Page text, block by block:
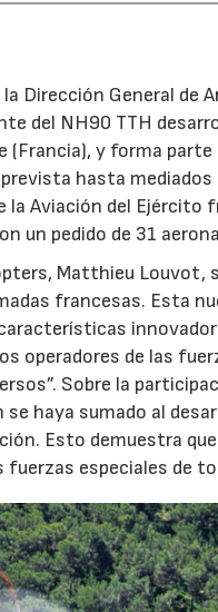
Dirección General de
del NH90 TTH
(Francia), y forma
hasta
la Aviación del Ejército
un pedido de 31
Matthieu Louvot,
francesas. Esta
operadores de las
Sobre la
haya sumado al
Esto demuestra
especiales de